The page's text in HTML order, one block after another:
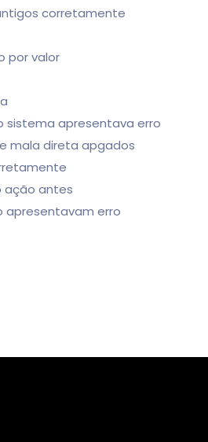
corretamente
por valor
sistema apresentava erro
mala direta apgados
ação antes
apresentavam erro